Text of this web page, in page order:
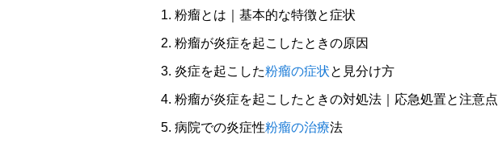
粉瘤とは｜基本的な特徴と症状
粉瘤が炎症を起こしたときの原因
炎症を起こした粉瘤の症状と見分け方
粉瘤が炎症を起こしたときの対処法｜応急処置と注意点
病院での炎症性粉瘤の治療法